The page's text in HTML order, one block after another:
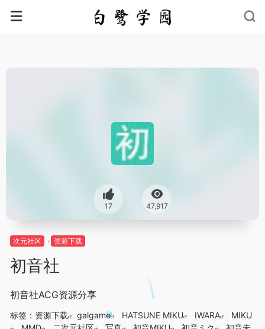
17 47,917
次元社区 资源下载
初音社
初音社ACG资源分享
标签： 资源下载 galgame HATSUNE MIKU IWARA
MIKU